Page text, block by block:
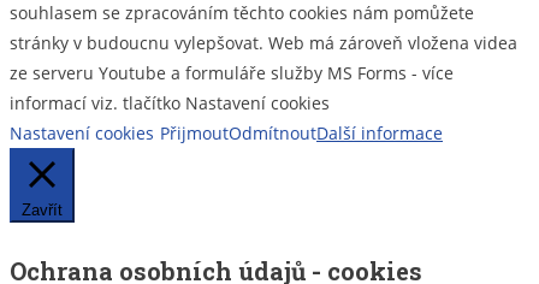
souhlasem se zpracováním těchto cookies nám pomůžete
stránky v budoucnu vylepšovat. Web má zároveň vložena videa
ze serveru Youtube a formuláře služby MS Forms - více
informací viz. tlačítko Nastavení cookies
Nastavení cookies PřijmoutOdmítnoutDalší informace
Zavřít
Ochrana osobních údajů - cookies